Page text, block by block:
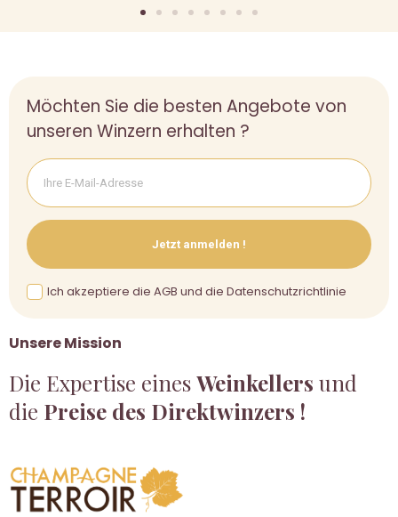
Unsere Mission
Die Expertise einesWeinkellers und
die Preise des Direktwinzers !
Möchten Sie die besten Angebote von
unseren Winzern erhalten ?
Jetzt anmelden !
Ich akzeptiere die AGB und die Datenschutzrichtlinie